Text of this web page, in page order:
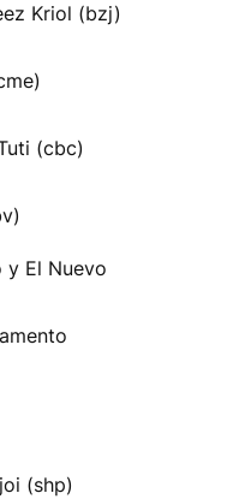
Kriol (bzj)
(cbc)
y El Nuevo
(shp)